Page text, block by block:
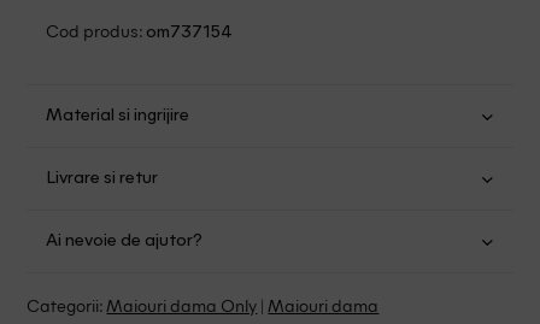
Cod produs: om737154
Material si ingrijire
Nu folositi inalbitor
Nu uscati in uscator
Fara curatare chimica
Livrare si retur
mare de 149.00 lei.
Ai nevoie de ajutor?
Categorii: Maiouri dama Only | Maiouri dama